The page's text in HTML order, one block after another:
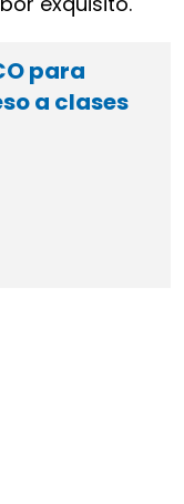
para
a clases